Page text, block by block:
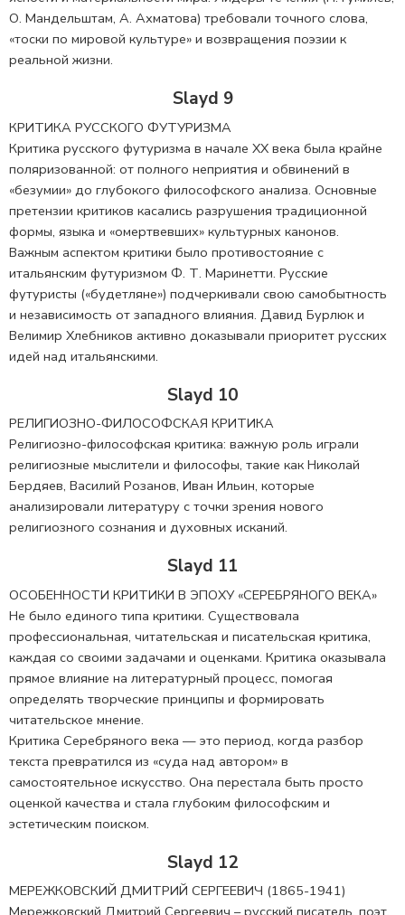
О. Мандельштам, А. Ахматова) требовали точного слова,
«тоски по мировой культуре» и возвращения поэзии к
реальной жизни.
Slayd 9
КРИТИКА РУССКОГО ФУТУРИЗМА
Критика русского футуризма в начале XX века была крайне
поляризованной: от полного неприятия и обвинений в
«безумии» до глубокого философского анализа. Основные
претензии критиков касались разрушения традиционной
формы, языка и «омертвевших» культурных канонов.
Важным аспектом критики было противостояние с
итальянским футуризмом Ф. Т. Маринетти. Русские
футуристы («будетляне») подчеркивали свою самобытность
и независимость от западного влияния. Давид Бурлюк и
Велимир Хлебников активно доказывали приоритет русских
идей над итальянскими.
Slayd 10
РЕЛИГИОЗНО-ФИЛОСОФСКАЯ КРИТИКА
Религиозно-философская критика: важную роль играли
религиозные мыслители и философы, такие как Николай
Бердяев, Василий Розанов, Иван Ильин, которые
анализировали литературу с точки зрения нового
религиозного сознания и духовных исканий.
Slayd 11
ОСОБЕННОСТИ КРИТИКИ В ЭПОХУ «СЕРЕБРЯНОГО ВЕКА»
Не было единого типа критики. Существовала
профессиональная, читательская и писательская критика,
каждая со своими задачами и оценками. Критика оказывала
прямое влияние на литературный процесс, помогая
определять творческие принципы и формировать
читательское мнение.
Критика Серебряного века — это период, когда разбор
текста превратился из «суда над автором» в
самостоятельное искусство. Она перестала быть просто
оценкой качества и стала глубоким философским и
эстетическим поиском.
Slayd 12
МЕРЕЖКОВСКИЙ ДМИТРИЙ СЕРГЕЕВИЧ (1865-1941)